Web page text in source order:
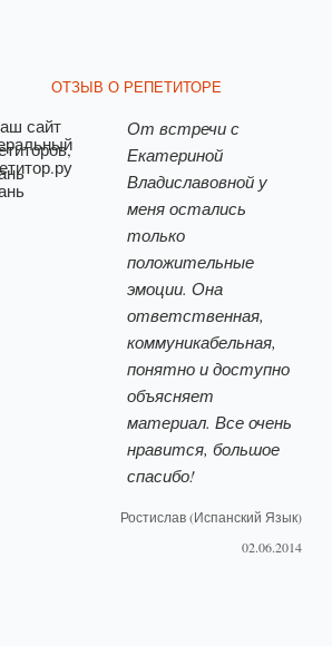
ОТЗЫВ О РЕПЕТИТОРЕ
От встречи с
Екатериной
Владиславовной у
меня остались
только
положительные
эмоции. Она
ответственная,
коммуникабельная,
понятно и доступно
объясняет
материал. Все очень
нравится, большое
спасибо!
Ростислав (Испанский Язык)
02.06.2014